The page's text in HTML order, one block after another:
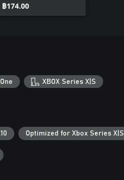
฿174.00
XBOX Series X|S
Optimized for Xbox Series X|S